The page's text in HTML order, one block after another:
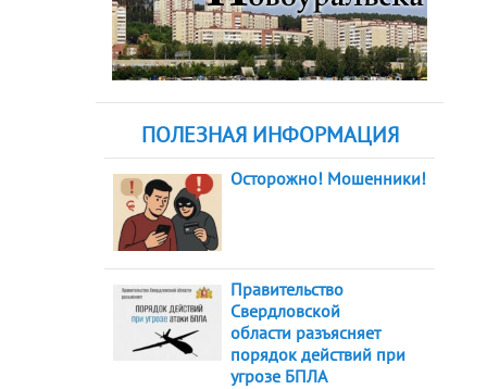
ПОЛЕЗНАЯ ИНФОРМАЦИЯ
Осторожно! Мошенники!
Правительство
Свердловской
области разъясняет
порядок действий при
угрозе БПЛА